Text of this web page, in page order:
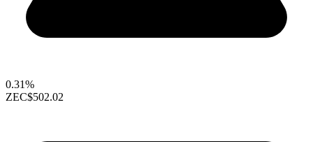
0.31%
ZEC$502.02